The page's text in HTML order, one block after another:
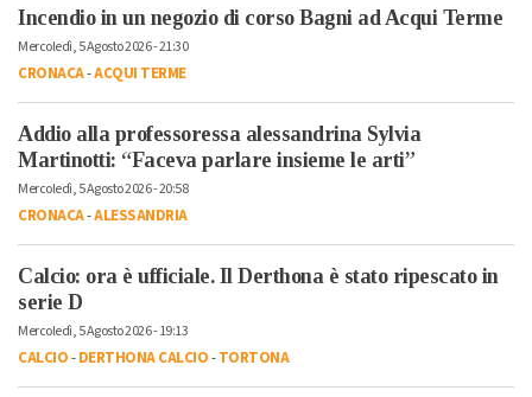
Incendio in un negozio di corso Bagni ad Acqui Terme
Mercoledì, 5 Agosto 2026 - 21:30
CRONACA-ACQUI TERME
Addio alla professoressa alessandrina Sylvia
Martinotti: “Faceva parlare insieme le arti”
Mercoledì, 5 Agosto 2026 - 20:58
CRONACA-ALESSANDRIA
Calcio: ora è ufficiale. Il Derthona è stato ripescato in
serie D
Mercoledì, 5 Agosto 2026 - 19:13
CALCIO-DERTHONA CALCIO-TORTONA